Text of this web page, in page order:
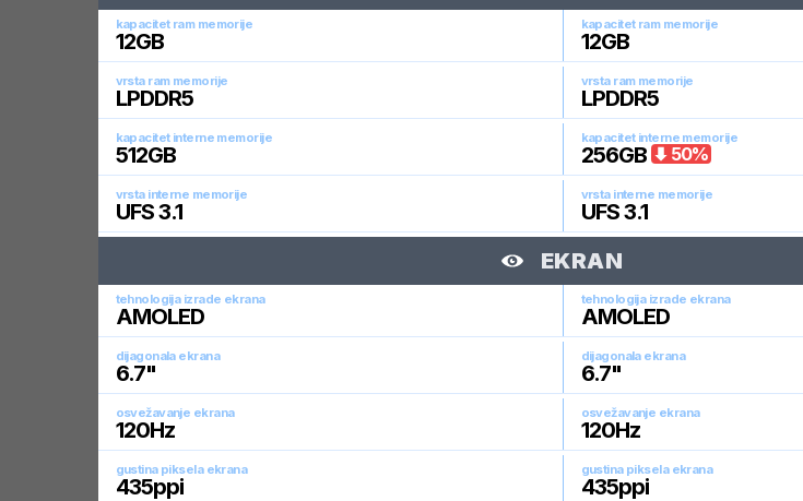
kapacitet ram memorije
12GB
kapacitet ram memorije
12GB
vrsta ram memorije
LPDDR5
vrsta ram memorije
LPDDR5
kapacitet interne memorije
512GB
kapacitet interne memorije
256GB 50%
vrsta interne memorije
UFS 3.1
vrsta interne memorije
UFS 3.1
EKRAN
tehnologija izrade ekrana
AMOLED
tehnologija izrade ekrana
AMOLED
dijagonala ekrana
6.7"
dijagonala ekrana
6.7"
osvežavanje ekrana
120Hz
osvežavanje ekrana
120Hz
gustina piksela ekrana
435ppi
gustina piksela ekrana
435ppi